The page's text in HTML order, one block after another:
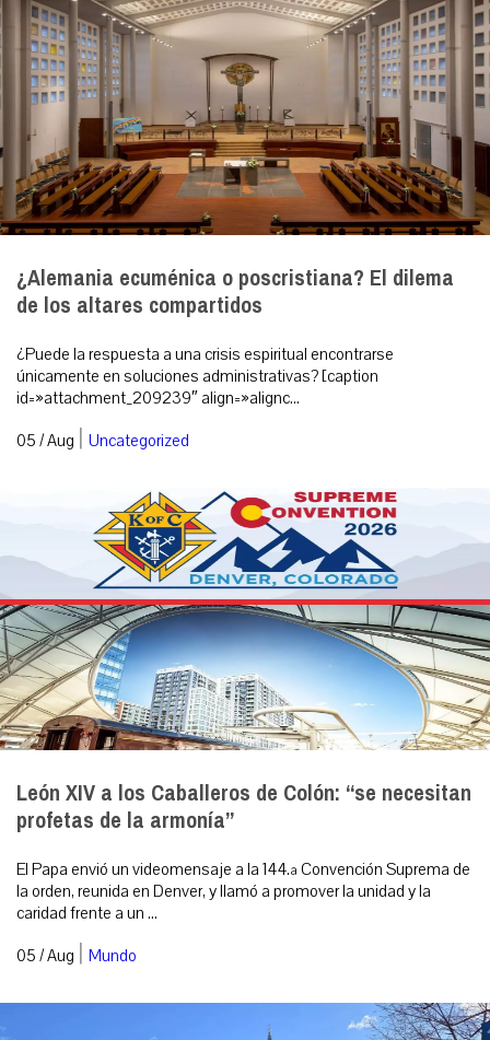
¿Alemania ecuménica o poscristiana? El dilema
de los altares compartidos
¿Puede la respuesta a una crisis espiritual encontrarse
únicamente en soluciones administrativas? [caption
id=»attachment_209239″ align=»alignc...
05 / Aug | Uncategorized
León XIV a los Caballeros de Colón: “se necesitan
profetas de la armonía”
El Papa envió un videomensaje a la 144.ª Convención Suprema de
la orden, reunida en Denver, y llamó a promover la unidad y la
caridad frente a un ...
05 / Aug | Mundo